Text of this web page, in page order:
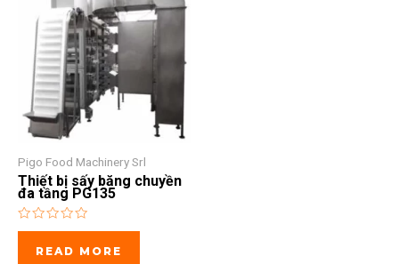
Pigo Food Machinery Srl
Thiết bị sấy băng chuyền
đa tầng PG135
Rated
outREAD MORE